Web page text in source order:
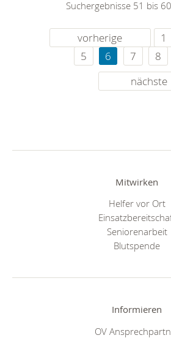
Suchergebnisse 51 bis
vorherige 1
5
6 7 8
nächste
Mitwirken
Helfer vor Ort
Seniorenarbeit
Blutspende
Informieren
OV